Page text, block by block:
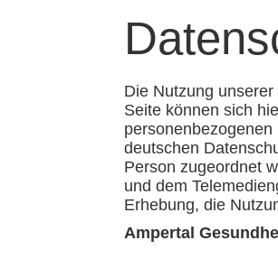
Die Nutzung
Seite können sich
deutschen
Person zugeordnet
und dem
Erhebung, die
Ampertal